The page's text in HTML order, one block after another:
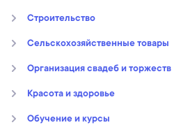
Строительство
Сельскохозяйственные товары
Организация свадеб и торжеств
Kрасота и здоровье
Обучение и курсы